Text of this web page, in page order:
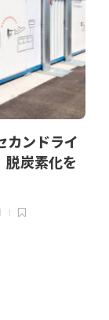
カンドライ
脱炭素化を